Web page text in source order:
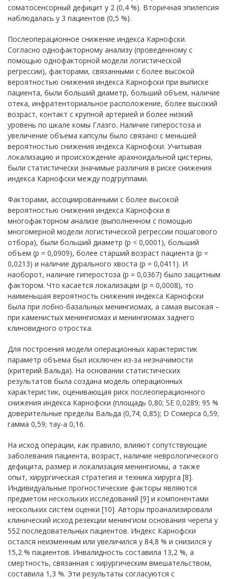
соматосенсорный дефицит у 2 (0,4 %). Вторичная эпилепсия
наблюдалась у 3 пациентов (0,5 %).
Послеоперационное снижение индекса Карнофски.
Согласно однофакторному анализу (проведенному с
помощью однофакторной модели логистической
регрессии), факторами, связанными с более высокой
вероятностью снижения индекса Карнофски при выписке
пациента, были больший диаметр, больший объем, наличие
отека, инфратенториальное расположение, более высокий
возраст, контакт с крупной артерией и более низкий
уровень по шкале комы Глазго. Наличие гиперостоза и
увеличение объема капсулы было связано с меньшей
вероятностью снижения индекса Карнофски. Учитывая
локализацию и происхождение арахноидальной цистерны,
были статистически значимые различия в риске снижения
индекса Карнофски между подгруппами.
Факторами, ассоциированными с более высокой
вероятностью снижения индекса Карнофски в
многофакторном анализе (выполненном с помощью
многомерной модели логистической регрессии пошагового
отбора), были больший диаметр (р < 0,0001), больший
объем (р = 0,0909), более старший возраст пациента (р =
0,0213) и наличие дурального хвоста (р = 0,0411). И
наоборот, наличие гиперостоза (р = 0,0367) было защитным
фактором. Что касается локализации (р = 0,0008), то
наименьшая вероятность снижения индекса Карнофски
была при лобно-базальных менингиомах, а самая высокая –
при каменистых менингиомах и менингиомах заднего
клиновидного отростка.
Для построения модели операционных характеристик
параметр объема был исключен из-за незначимости
(критерий Вальда). На основании статистических
результатов была создана модель операционных
характеристик, оценивающая риск послеоперационного
снижения индекса Карнофски (площадь 0,80; SE 0,0289; 95 %
доверительные пределы Вальда (0,74; 0,85); D Сомерса 0,59;
гамма 0,59; тау-а 0,16.
На исход операции, как правило, влияют сопутствующие
заболевания пациента, возраст, наличие неврологического
дефицита, размер и локализация менингиомы, а также
опыт, хирургическая стратегия и техника хирурга [8].
Индивидуальные прогностические факторы являются
предметом нескольких исследований [9] и компонентами
нескольких систем оценки [10]. Авторы проанализировали
клинический исход резекции менингиом основания черепа у
552 последовательных пациентов. Индекс Карнофски
остался неизменным или увеличился у 84,8 % и снизился у
15,2 % пациентов. Инвалидность составила 13,2 %, а
смертность, связанная с хирургическим вмешательством,
составила 1,3 %. Эти результаты согласуются с